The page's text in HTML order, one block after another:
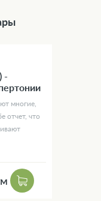
-
многие,
отчет, что